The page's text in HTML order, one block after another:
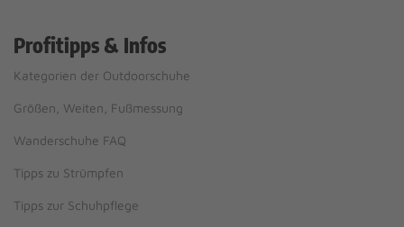
Profitipps & Infos
Kategorien der Outdoorschuhe
Größen, Weiten, Fußmessung
Wanderschuhe FAQ
Tipps zu Strümpfen
Tipps zur Schuhpflege